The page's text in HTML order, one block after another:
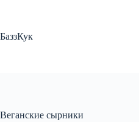
БаззКук
Веганские сырники